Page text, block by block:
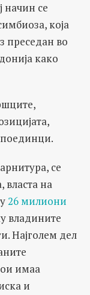
начин се
која
преседан во
како
се
власта на
26 милиони
владините
Најголем дел
имаа
и